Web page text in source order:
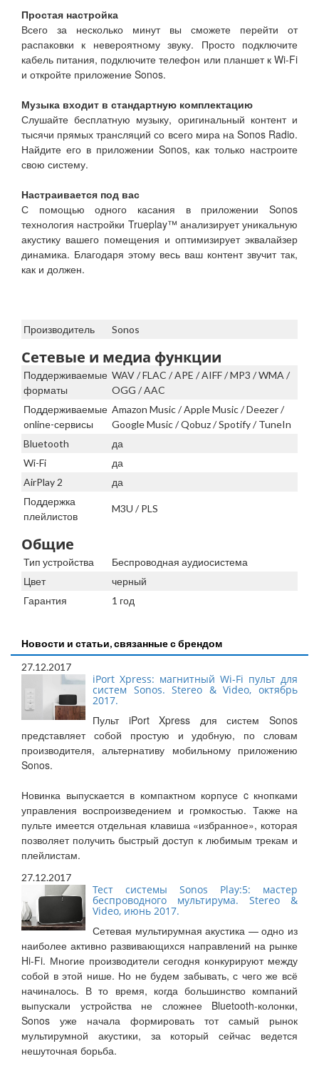
Простая настройка
Всего за несколько минут вы сможете перейти от
распаковки к невероятному звуку. Просто подключите
кабель питания, подключите телефон или планшет к Wi-Fi
и откройте приложение Sonos.
Музыка входит в стандартную комплектацию
Слушайте бесплатную музыку, оригинальный контент и
тысячи прямых трансляций со всего мира на Sonos Radio.
Найдите его в приложении Sonos, как только настроите
свою систему.
Настраивается под вас
С помощью одного касания в приложении Sonos
технология настройки Trueplay™ анализирует уникальную
акустику вашего помещения и оптимизирует эквалайзер
динамика. Благодаря этому весь ваш контент звучит так,
как и должен.
Производитель Sonos
Сетевые и медиа функции
Поддерживаемые
форматы
WAV / FLAC / APE / AIFF / MP3 / WMA /
OGG / AAC
Поддерживаемые
online-сервисы
Amazon Music / Apple Music / Deezer /
Google Music / Qobuz / Spotify / TuneIn
Bluetooth
да
Wi-Fi
да
AirPlay 2
да
Поддержка
плейлистов
M3U / PLS
Общие
Тип устройства
Беспроводная аудиосистема
Цвет
черный
Гарантия
1 год
Новости и статьи, связанные с брендом
27.12.2017
iPort Xpress: магнитный Wi-Fi пульт для
систем Sonos. Stereo & Video, октябрь
2017.
Пульт iPort Xpress для систем Sonos
представляет собой простую и удобную, по словам
производителя, альтернативу мобильному приложению
Sonos.
Новинка выпускается в компактном корпусе c кнопками
управления воспроизведением и громкостью. Также на
пульте имеется отдельная клавиша «избранное», которая
позволяет получить быстрый доступ к любимым трекам и
плейлистам.
27.12.2017
Тест системы Sonos Play:5: мастер
беспроводного мультирума. Stereo &
Video, июнь 2017.
Сетевая мультирумная акустика — одно из
наиболее активно развивающихся направлений на рынке
Hi-Fi. Многие производители сегодня конкурируют между
собой в этой нише. Но не будем забывать, с чего же всё
начиналось. В то время, когда большинство компаний
выпускали устройства не сложнее Bluetooth-колонки,
Sonos уже начала формировать тот самый рынок
мультирумной акустики, за который сейчас ведется
нешуточная борьба.